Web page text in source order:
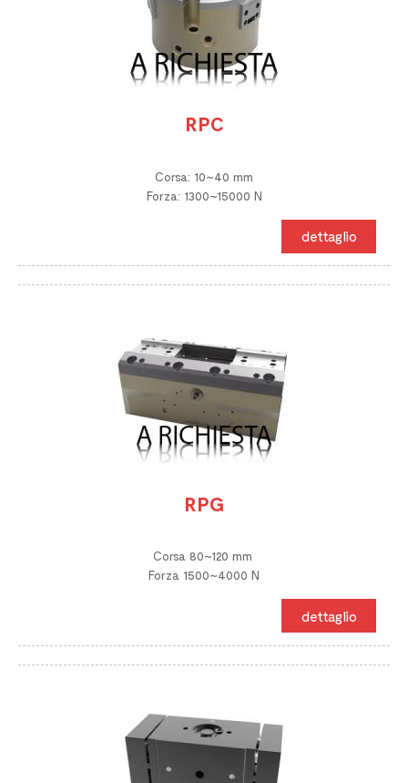
RPC
Corsa: 10~40 mm
Forza: 1300~15000 N
dettaglio
RPG
Corsa 80~120 mm
Forza 1500~4000 N
dettaglio